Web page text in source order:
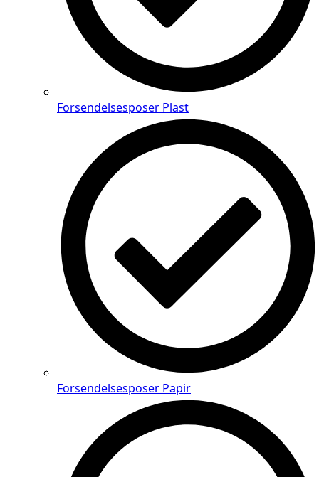
Forsendelsesposer Plast
Forsendelsesposer Papir